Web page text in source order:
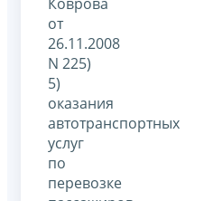
от
26.11.2008
N 225)
5)
оказания
автотранспортных
услуг
по
перевозке